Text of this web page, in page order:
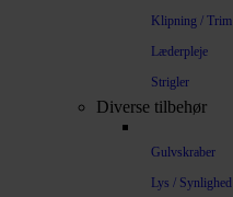
Klipning / Trim
Læderpleje
Strigler
Diverse tilbehør
Gulvskraber
Lys / Synlighed